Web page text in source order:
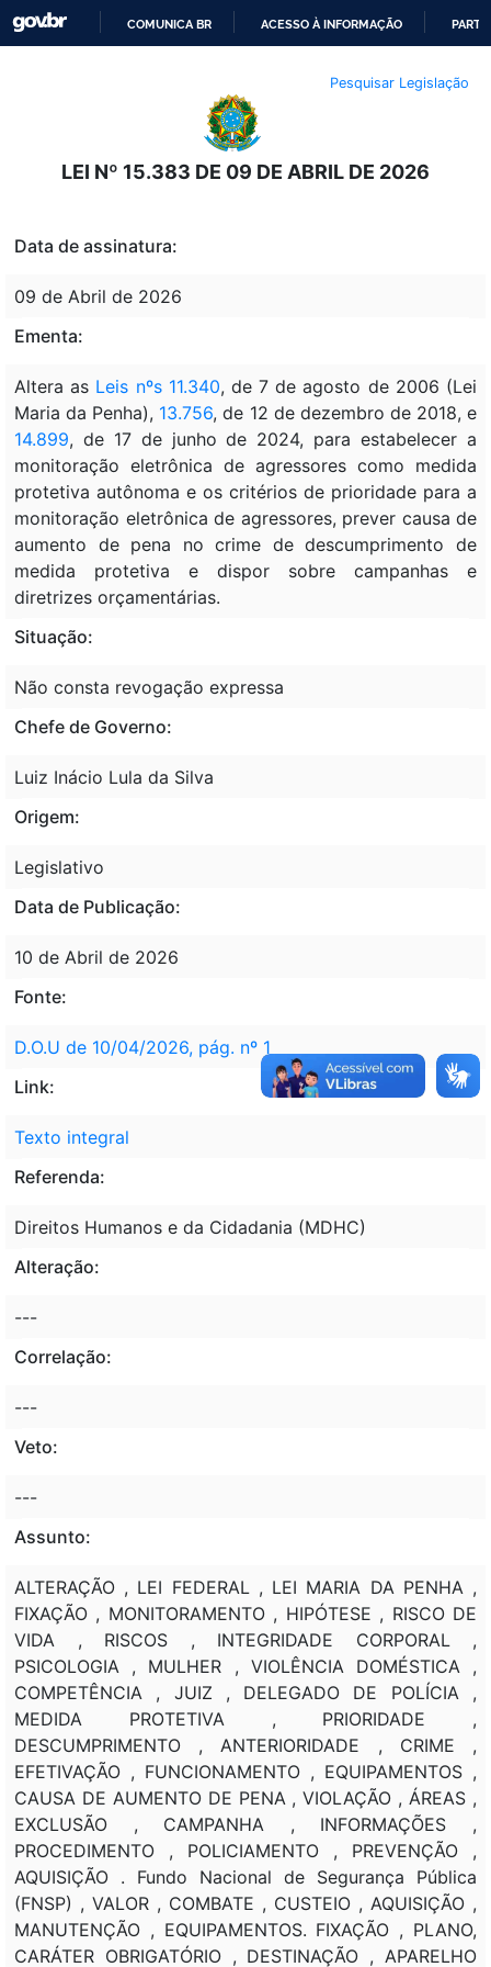
O
CONTEÚDO
COMUNICA BR ACESSO À INFORMAÇÃO
Pesquisar Legislação
LEI Nº 15.383 DE 09 DE ABRIL DE 2026
Data de assinatura:
09 de Abril de 2026
Ementa:
Altera as Leis nºs 11.340, de 7 de agosto de 2006 (Lei
Maria da Penha), 13.756, de 12 de dezembro de 2018, e
14.899, de 17 de junho de 2024, para estabelecer a
monitoração eletrônica de agressores como medida
protetiva autônoma e os critérios de prioridade para a
monitoração eletrônica de agressores, prever causa de
aumento de pena no crime de descumprimento de
medida protetiva e dispor sobre campanhas e
diretrizes orçamentárias.
Situação:
Não consta revogação expressa
Chefe de Governo:
Luiz Inácio Lula da Silva
Origem:
Legislativo
Data de Publicação:
10 de Abril de 2026
Fonte:
D.O.U de 10/04/2026, pág. nº 1
Link:
Texto integral
Referenda:
Direitos Humanos e da Cidadania (MDHC)
Alteração:
---
Correlação:
---
Veto:
---
Assunto:
ALTERAÇÃO , LEI FEDERAL , LEI MARIA DA PENHA ,
FIXAÇÃO , MONITORAMENTO , HIPÓTESE , RISCO DE
VIDA , RISCOS , INTEGRIDADE CORPORAL ,
PSICOLOGIA , MULHER , VIOLÊNCIA DOMÉSTICA ,
COMPETÊNCIA , JUIZ , DELEGADO DE POLÍCIA ,
MEDIDA PROTETIVA , PRIORIDADE ,
DESCUMPRIMENTO , ANTERIORIDADE , CRIME ,
EFETIVAÇÃO , FUNCIONAMENTO , EQUIPAMENTOS ,
CAUSA DE AUMENTO DE PENA , VIOLAÇÃO , ÁREAS ,
EXCLUSÃO , CAMPANHA , INFORMAÇÕES ,
PROCEDIMENTO , POLICIAMENTO , PREVENÇÃO ,
AQUISIÇÃO . Fundo Nacional de Segurança Pública
(FNSP) , VALOR , COMBATE , CUSTEIO , AQUISIÇÃO ,
MANUTENÇÃO , EQUIPAMENTOS. FIXAÇÃO , PLANO,
CARÁTER OBRIGATÓRIO , DESTINAÇÃO , APARELHO